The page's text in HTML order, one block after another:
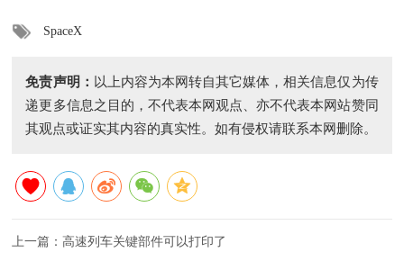
SpaceX
免责声明： 以上内容为本网转自其它媒体，相关信息仅为传
递更多信息之目的，不代表本网观点、亦不代表本网站赞同
其观点或证实其内容的真实性。如有侵权请联系本网删除。
上一篇： 高速列车关键部件可以打印了